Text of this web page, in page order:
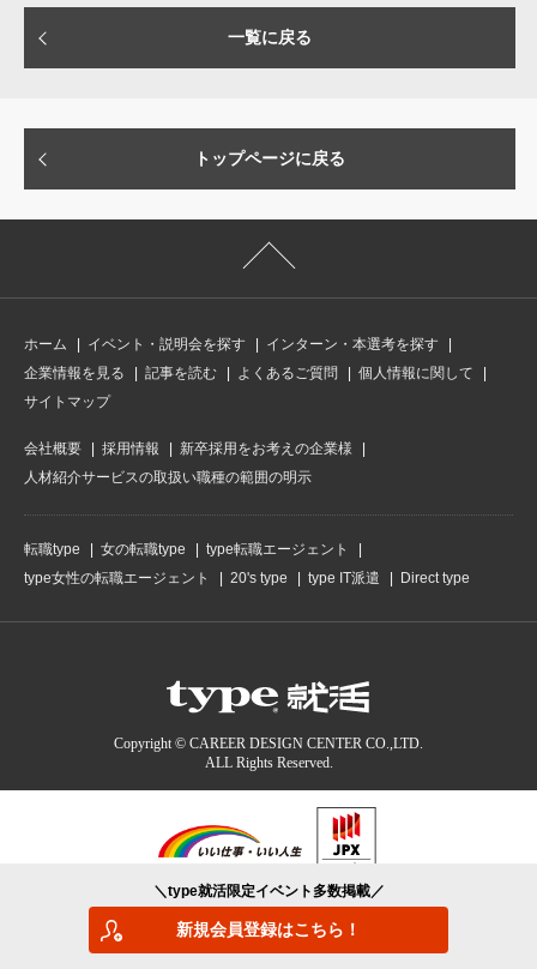
一覧に戻る
トップページに戻る
ホーム イベント・説明会を探す
インターン・本選考を探す
企業情報を見る
記事を読む よくあるご質問
個人情報に関して
サイトマップ
会社概要 採用情報
新卒採用をお考えの企業様
人材紹介サービスの取扱い職種の範囲の明示
転職type 女の転職type
type転職エージェント
type女性の転職エージェント
20's type type IT派遣 Direct type
Copyright © CAREER DESIGN CENTER CO.,LTD.
ALL Rights Reserved.
type就活を運営する
（株）キャリアデザインセンターは
「プライバシーマーク」認定事業者です
＼type就活限定イベント多数掲載／
新規会員登録はこちら！